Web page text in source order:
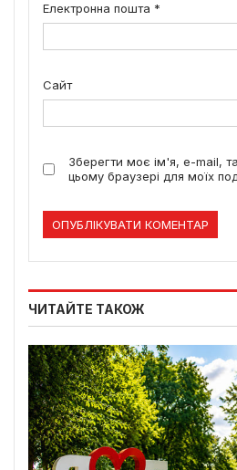
Електронна пошта *
Сайт
Зберегти моє ім'я, e-mail,
цьому браузері для моїх
ЧИТАЙТЕ ТАКОЖ